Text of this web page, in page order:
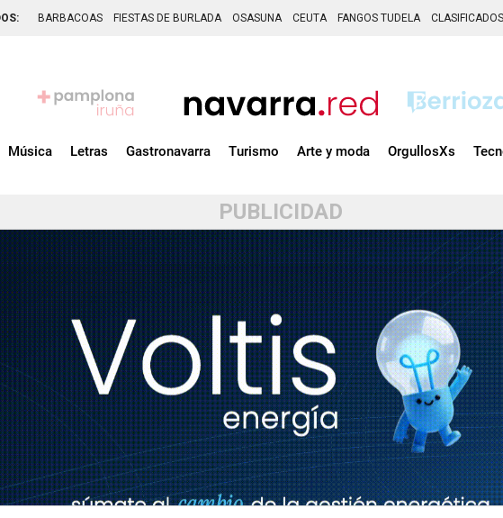
BARBACOAS FIESTAS DE BURLADA OSASUNA CEUTA FANGOS TUDELA CLASIFICADOS
Música Letras Gastronavarra Turismo Arte y moda OrgullosXs
PUBLICIDAD